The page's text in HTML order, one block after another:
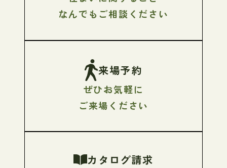
なんでもご相談ください
来場予約
ぜひお気軽に
ご来場ください
カタログ請求